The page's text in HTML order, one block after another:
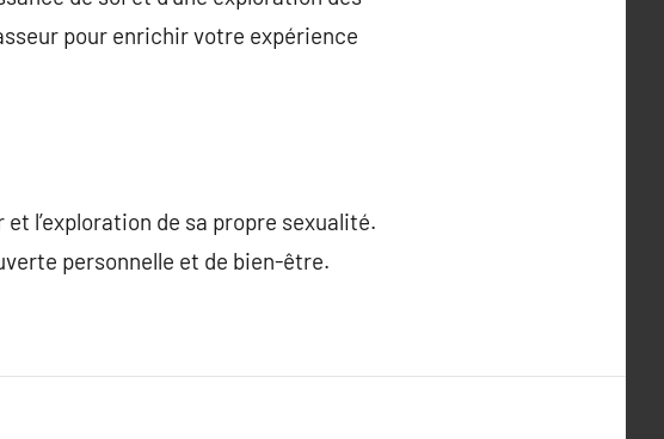
pour enrichir votre expérience
l’exploration de sa propre sexualité.
personnelle et de bien-être.